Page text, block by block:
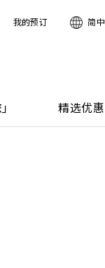
我的预订 简中
精选优惠